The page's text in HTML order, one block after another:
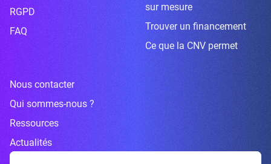
RGPD
FAQ
sur mesure
Trouver un financement
Ce que la CNV permet
Nous contacter
Qui sommes-nous ?
Ressources
Actualités